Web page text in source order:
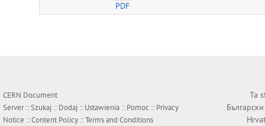
PDF
CERN Document
Server ::Szukaj :: Dodaj :: Ustawienia :: Pomoc :: Privacy
Notice ::Content Policy ::Terms and Conditions
Ta
Български